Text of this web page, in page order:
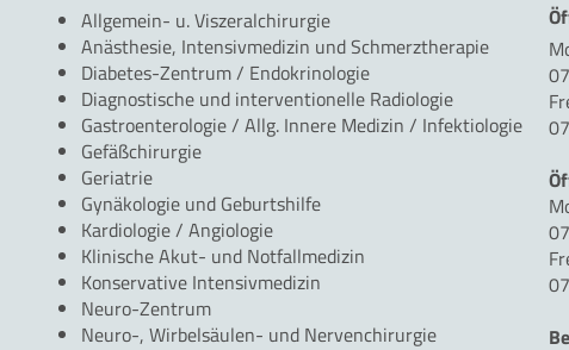
Allgemein- u. Viszeralchirurgie
Anästhesie, Intensivmedizin und Schmerztherapie
Diabetes-Zentrum / Endokrinologie
Diagnostische und interventionelle Radiologie
Gastroenterologie / Allg. Innere Medizin / Infektiologie
Gefäßchirurgie
Geriatrie
Gynäkologie und Geburtshilfe
Kardiologie / Angiologie
Klinische Akut- und Notfallmedizin
Konservative Intensivmedizin
Neuro-Zentrum
Neuro-, Wirbelsäulen- und Nervenchirurgie